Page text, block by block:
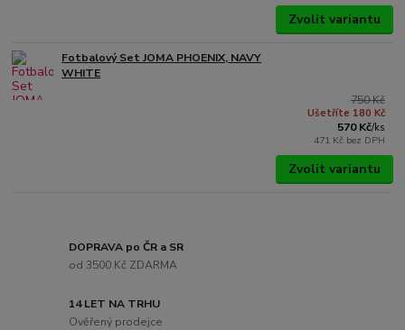
Zvolit variantu
Fotbalový Set JOMA PHOENIX, NAVY
WHITE
750 Kč
Ušetříte 180 Kč
570 Kč/ks
471 Kč bez DPH
Zvolit variantu
DOPRAVA po ČR a SR
od 3500 Kč ZDARMA
14 LET NA TRHU
Ověřený prodejce